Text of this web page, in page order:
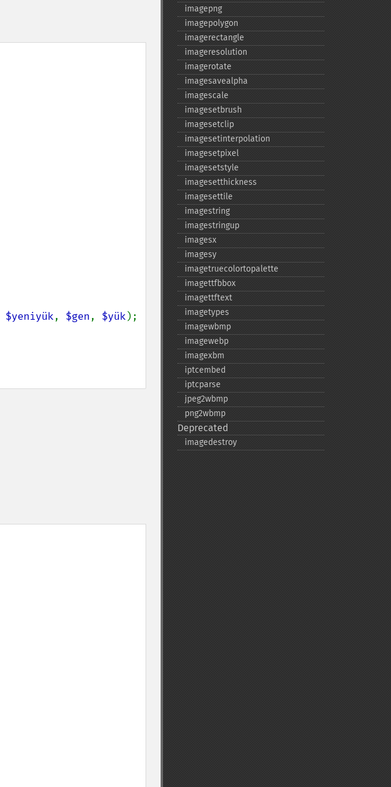
$yeniyük, $gen, $yük);
imagepng
imagepolygon
imagerectangle
imageresolution
imagerotate
imagesavealpha
imagescale
imagesetbrush
imagesetclip
imagesetinterpolation
imagesetpixel
imagesetstyle
imagesetthickness
imagesettile
imagestring
imagestringup
imagesx
imagesy
imagetruecolortopalette
imagettfbbox
imagettftext
imagetypes
imagewbmp
imagewebp
imagexbm
iptcembed
iptcparse
jpeg2wbmp
png2wbmp
Deprecated
imagedestroy